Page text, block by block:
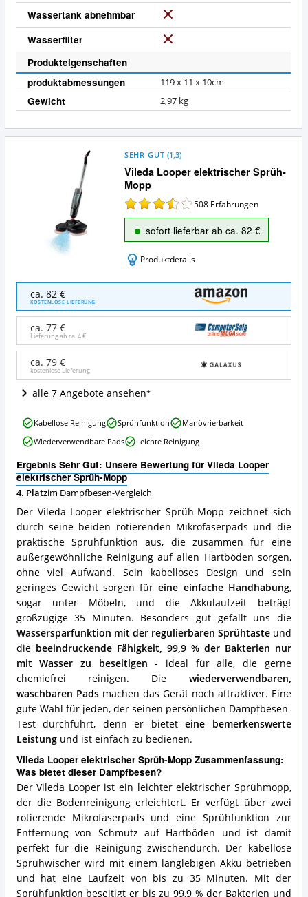
Wassertank abnehmbar
N
e
Wasserfilter
N
i
n
Produkteigenschaften
produktabmessungen
119 x 11 x 10cm
Gewicht 2,97 kg
Vileda Looper elektrischer Sprüh-
Mopp
SEHR GUT (1,3)
508 Erfahrungen
sofort lieferbar ab ca. 82 €
Produktdetails
Vileda
Looper
elektrischer
Sprüh-
Mopp
Angebote:
dieser
Dampfbesen
ca. 82 €
KOSTENLOSE LIEFERUNG
ca. 77 €
Lieferung ab ca.4 €
ca. 79 €
kostenlose Lieferung
alle 7 Angebote ansehen
Ergebnis Sehr Gut: Unsere Bewertung für Vileda Looper
elektrischer Sprüh-Mopp
4. Platzim Dampfbesen-Vergleich
Der Vileda Looper elektrischer Sprüh-Mopp zeichnet sich
durch seine beiden rotierenden Mikrofaserpads und die
praktische Sprühfunktion aus, die zusammen für eine
außergewöhnliche Reinigung auf allen Hartböden sorgen,
ohne viel Aufwand. Sein kabelloses Design und sein
geringes Gewicht sorgen füreine einfache Handhabung,
sogar unter Möbeln, und die Akkulaufzeit beträgt
großzügige 35 Minuten. Besonders gut gefällt uns die
Wassersparfunktion mit der regulierbaren Sprühtasteund
die beeindruckende Fähigkeit, 99,9 % der Bakterien nur
mit Wasser zu beseitigen - ideal für alle, die gerne
chemiefrei reinigen. Die wiederverwendbaren,
waschbaren Padsmachen das Gerät noch attraktiver. Eine
gute Wahl für jeden, der seinen persönlichen Dampfbesen-
Test durchführt, denn er bieteteine bemerkenswerte
Leistungund ist einfach zu bedienen.
Vileda Looper elektrischer Sprüh-Mopp Zusammenfassung:
Was bietet dieser Dampfbesen?
Der Vileda Looper ist ein leichter elektrischer Sprühmopp,
der die Bodenreinigung erleichtert. Er verfügt über zwei
rotierende Mikrofaserpads und eine Sprühfunktion zur
Entfernung von Schmutz auf Hartböden und ist damit
perfekt für die Reinigung zwischendurch. Der kabellose
Sprühwischer wird mit einem langlebigen Akku betrieben
und hat eine Laufzeit von bis zu 35 Minuten. Mit der
Sprühfunktion beseitigt er bis zu 99,9 % der Bakterien und
Vileda
Looper
elektrischer
Mopp
Vorteile:
Was
spricht
für
diesen
Dampfbesen?
Kabellose Reinigung Sprühfunktion
Manövrierbarkeit
Wiederverwendbare Pads
Leichte Reinigung